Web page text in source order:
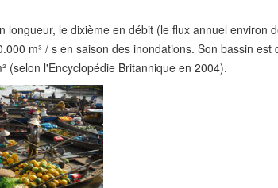
le dixième en débit (le flux annuel environ
m³ / s en saison des inondations. Son bassin est
(selon l'Encyclopédie Britannique en 2004).